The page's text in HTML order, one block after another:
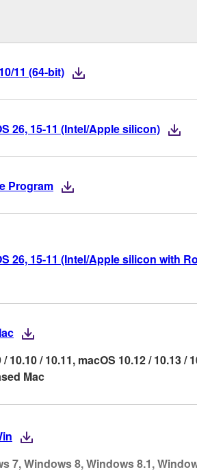
11 (64-bit)
26, 15-11 (Intel/Apple silicon)
Program
26, 15-11 (Intel/Apple silicon with
10.10 / 10.11, macOS 10.12 / 10.13 /
Mac
7, Windows 8, Windows 8.1,